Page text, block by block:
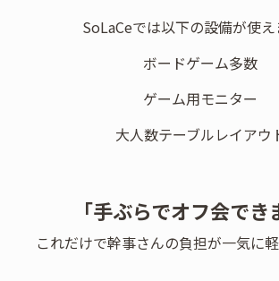
SoLaCeでは以下の設備が使え
ボードゲーム多数
ゲーム用モニター
大人数テーブルレイアウ
「手ぶらでオフ会でき
これだけで幹事さんの負担が一気に